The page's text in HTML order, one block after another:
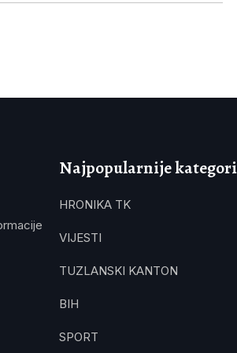
Najpopularnije
HRONIKA TK
VIJESTI
TUZLANSKI KANTON
BIH
SPORT